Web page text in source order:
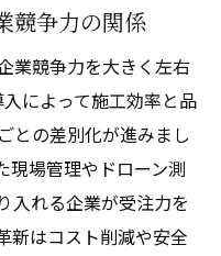
競争力の関係
業競争力を大きく左右
によって施工効率と品
との差別化が進みまし
現場管理やドローン測
入れる企業が受注力を
新はコスト削減や安全